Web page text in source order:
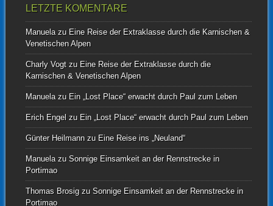
LETZTE KOMENTARE
Manuelazu Eine Reise der Extraklasse durch die Karnischen &
Venetischen Alpen
Charly Vogtzu Eine Reise der Extraklasse durch die
Karnischen & Venetischen Alpen
Manuelazu Ein „Lost Place“ erwacht durch Paul zum Leben
Erich Engelzu Ein „Lost Place“ erwacht durch Paul zum Leben
Günter Heilmannzu Eine Reise ins „Neuland“
Manuelazu Sonnige Einsamkeit an der Rennstrecke in
Portimao
Thomas Brosigzu Sonnige Einsamkeit an der Rennstrecke in
Portimao